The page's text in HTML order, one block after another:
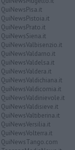
QuiNewsPisa.it
QuiNewsPistoia.it
QuiNewsPrato.it
QuiNewsSiena.it
QuiNewsValbisenzio.it
QuiNewsValdarno.it
QuiNewsValdelsa.it
QuiNewsValdera.it
QuiNewsValdichiana.it
QuiNewsValdicornia.it
QuiNewsValdinievole.it
QuiNewsValdisieve.it
QuiNewsValtiberina.it
QuiNewsVersilia.it
QuiNewsVolterra.it
QuiNewsTango.com